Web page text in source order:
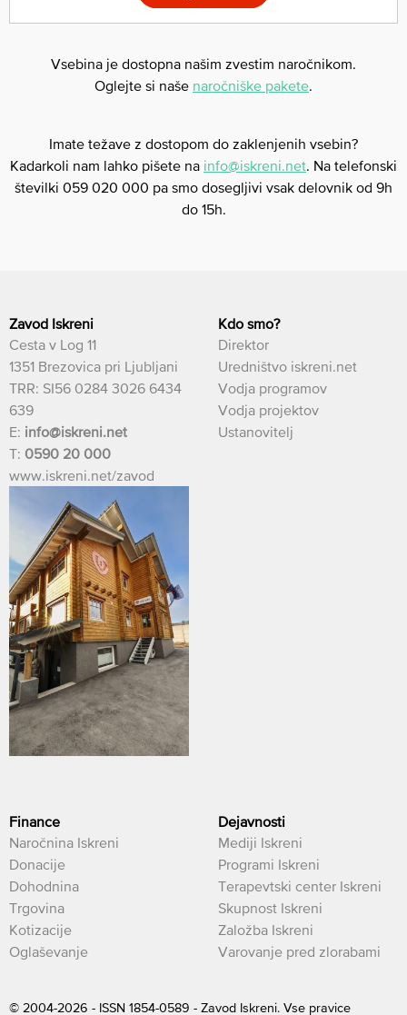
Vsebina je dostopna našim zvestim naročnikom.
Oglejte si naše naročniške pakete.
Imate težave z dostopom do zaklenjenih vsebin?
Kadarkoli nam lahko pišete na info@iskreni.net. Na telefonski
številki 059 020 000 pa smo dosegljivi vsak delovnik od 9h
do 15h.
Zavod Iskreni
Cesta v Log 11
1351 Brezovica pri Ljubljani
TRR: SI56 0284 3026 6434
639
E: info@iskreni.net
T: 0590 20 000
www.iskreni.net/zavod
Kdo smo?
Direktor
Uredništvo iskreni.net
Vodja programov
Vodja projektov
Ustanovitelj
Finance
Naročnina Iskreni
Donacije
Dohodnina
Trgovina
Kotizacije
Oglaševanje
Dejavnosti
Mediji Iskreni
Programi Iskreni
Terapevtski center Iskreni
Skupnost Iskreni
Založba Iskreni
Varovanje pred zlorabami
© 2004-2026 - ISSN 1854-0589 - Zavod Iskreni. Vse pravice